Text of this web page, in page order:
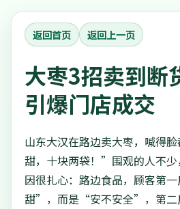
返回首页 返回上一页
大枣3招卖到断
引爆门店成交
山东大汉在路边卖大枣，喊得
甜，十块两袋！”围观的人不
因很扎心：路边食品，顾客第
甜”，而是“安不安全”，第二